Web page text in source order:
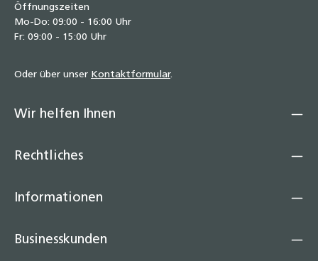
Öffnungszeiten
Mo-Do: 09:00 - 16:00 Uhr
Fr: 09:00 - 15:00 Uhr
Oder über unser Kontaktformular.
Wir helfen Ihnen
Rechtliches
Informationen
Businesskunden